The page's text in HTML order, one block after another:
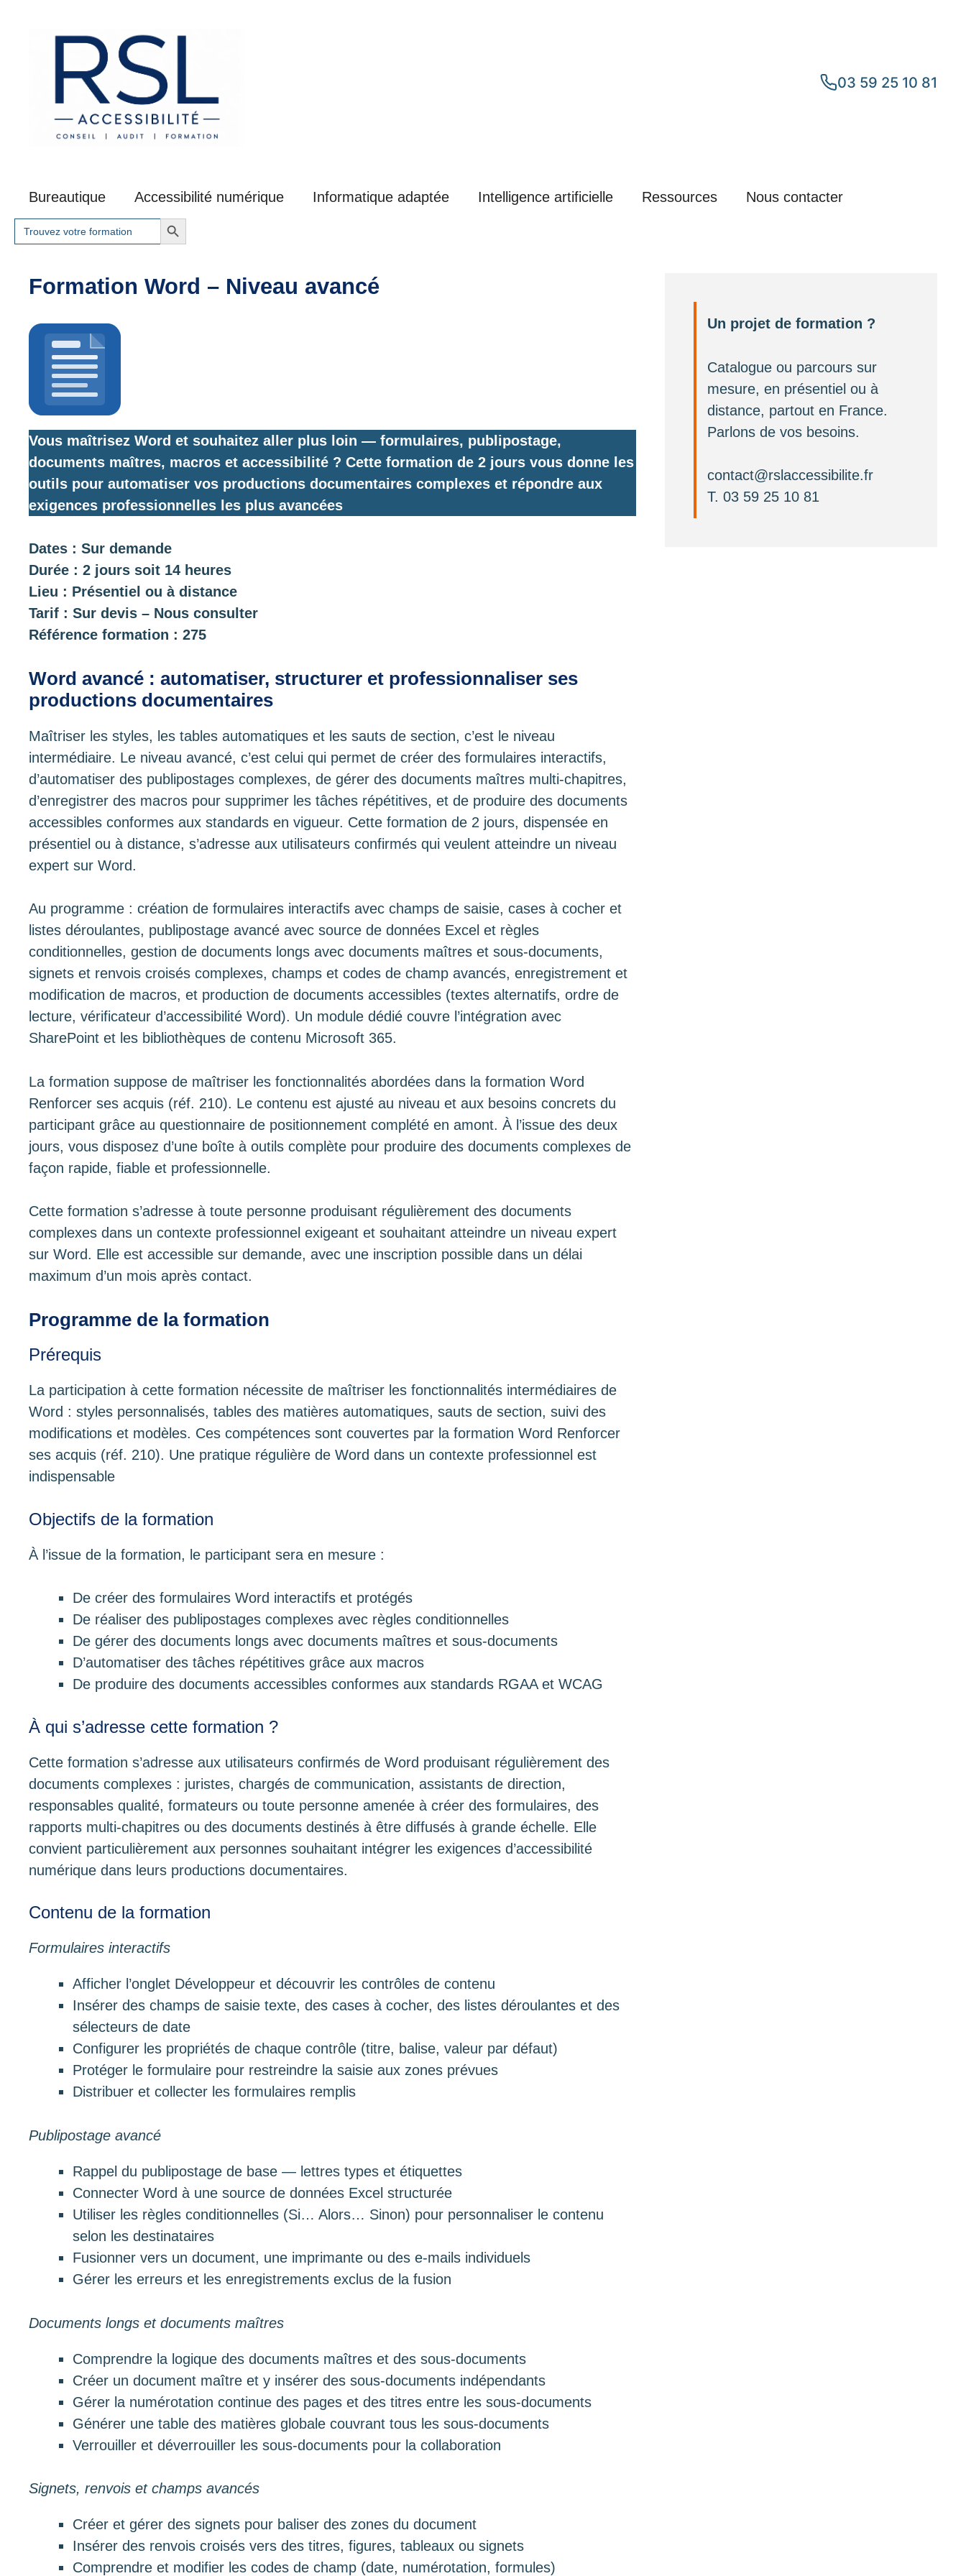
03 59 25 10 81
Bureautique Accessibilité numérique Informatique adaptée Intelligence artificielle Ressources
Nous contacter
Search
for:
Search Button
Formation Word – Niveau avancé
Vous maîtrisez Word et souhaitez aller plus loin — formulaires, publipostage,
documents maîtres, macros et accessibilité ? Cette formation de 2 jours vous donne les
outils pour automatiser vos productions documentaires complexes et répondre aux
exigences professionnelles les plus avancées
Dates : Sur demande
Durée : 2 jours soit 14 heures
Lieu : Présentiel ou à distance
Tarif : Sur devis – Nous consulter
Référence formation : 275
Word avancé : automatiser, structurer et professionnaliser ses
productions documentaires
Maîtriser les styles, les tables automatiques et les sauts de section, c’est le niveau
intermédiaire. Le niveau avancé, c’est celui qui permet de créer des formulaires interactifs,
d’automatiser des publipostages complexes, de gérer des documents maîtres multi-chapitres,
d’enregistrer des macros pour supprimer les tâches répétitives, et de produire des documents
accessibles conformes aux standards en vigueur. Cette formation de 2 jours, dispensée en
présentiel ou à distance, s’adresse aux utilisateurs confirmés qui veulent atteindre un niveau
expert sur Word.
Au programme : création de formulaires interactifs avec champs de saisie, cases à cocher et
listes déroulantes, publipostage avancé avec source de données Excel et règles
conditionnelles, gestion de documents longs avec documents maîtres et sous-documents,
signets et renvois croisés complexes, champs et codes de champ avancés, enregistrement et
modification de macros, et production de documents accessibles (textes alternatifs, ordre de
lecture, vérificateur d’accessibilité Word). Un module dédié couvre l’intégration avec
SharePoint et les bibliothèques de contenu Microsoft 365.
La formation suppose de maîtriser les fonctionnalités abordées dans la formation Word
Renforcer ses acquis (réf. 210). Le contenu est ajusté au niveau et aux besoins concrets du
participant grâce au questionnaire de positionnement complété en amont. À l’issue des deux
jours, vous disposez d’une boîte à outils complète pour produire des documents complexes de
façon rapide, fiable et professionnelle.
Cette formation s’adresse à toute personne produisant régulièrement des documents
complexes dans un contexte professionnel exigeant et souhaitant atteindre un niveau expert
sur Word. Elle est accessible sur demande, avec une inscription possible dans un délai
maximum d’un mois après contact.
Programme de la formation
Prérequis
La participation à cette formation nécessite de maîtriser les fonctionnalités intermédiaires de
Word : styles personnalisés, tables des matières automatiques, sauts de section, suivi des
modifications et modèles. Ces compétences sont couvertes par la formation Word Renforcer
ses acquis (réf. 210). Une pratique régulière de Word dans un contexte professionnel est
indispensable
Objectifs de la formation
À l’issue de la formation, le participant sera en mesure :
De créer des formulaires Word interactifs et protégés
De réaliser des publipostages complexes avec règles conditionnelles
De gérer des documents longs avec documents maîtres et sous-documents
D’automatiser des tâches répétitives grâce aux macros
De produire des documents accessibles conformes aux standards RGAA et WCAG
À qui s’adresse cette formation ?
Cette formation s’adresse aux utilisateurs confirmés de Word produisant régulièrement des
documents complexes : juristes, chargés de communication, assistants de direction,
responsables qualité, formateurs ou toute personne amenée à créer des formulaires, des
rapports multi-chapitres ou des documents destinés à être diffusés à grande échelle. Elle
convient particulièrement aux personnes souhaitant intégrer les exigences d’accessibilité
numérique dans leurs productions documentaires.
Contenu de la formation
Formulaires interactifs
Afficher l’onglet Développeur et découvrir les contrôles de contenu
Insérer des champs de saisie texte, des cases à cocher, des listes déroulantes et des
sélecteurs de date
Configurer les propriétés de chaque contrôle (titre, balise, valeur par défaut)
Protéger le formulaire pour restreindre la saisie aux zones prévues
Distribuer et collecter les formulaires remplis
Publipostage avancé
Rappel du publipostage de base — lettres types et étiquettes
Connecter Word à une source de données Excel structurée
Utiliser les règles conditionnelles (Si… Alors… Sinon) pour personnaliser le contenu
selon les destinataires
Fusionner vers un document, une imprimante ou des e-mails individuels
Gérer les erreurs et les enregistrements exclus de la fusion
Documents longs et documents maîtres
Comprendre la logique des documents maîtres et des sous-documents
Créer un document maître et y insérer des sous-documents indépendants
Gérer la numérotation continue des pages et des titres entre les sous-documents
Générer une table des matières globale couvrant tous les sous-documents
Verrouiller et déverrouiller les sous-documents pour la collaboration
Signets, renvois et champs avancés
Créer et gérer des signets pour baliser des zones du document
Insérer des renvois croisés vers des titres, figures, tableaux ou signets
Comprendre et modifier les codes de champ (date, numérotation, formules)
Un projet de formation ?
Catalogue ou parcours sur
mesure, en présentiel ou à
distance, partout en France.
Parlons de vos besoins.
contact@rslaccessibilite.fr
T. 03 59 25 10 81